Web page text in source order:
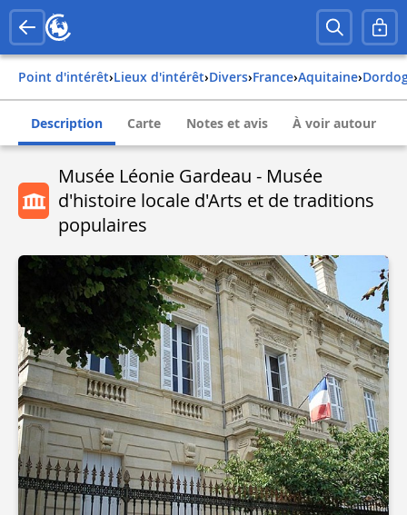
Point d'intérêt› Lieux d'intérêt› Divers› france› aquitaine›
Description Carte Notes et avis À voir autour
Musée Léonie Gardeau - Musée
d'histoire locale d'Arts et de traditions
populaires